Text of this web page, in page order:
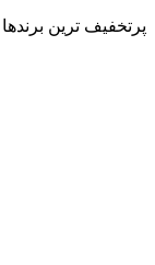
پرتخفیف ترین برندها